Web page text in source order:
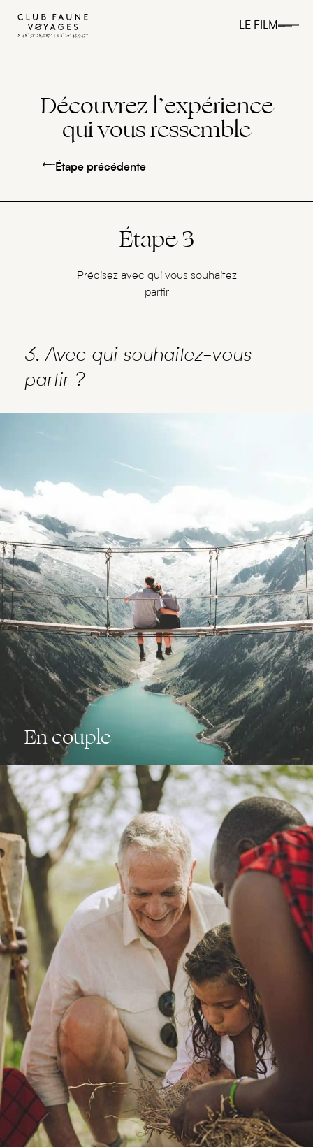
LE FILM
Découvrez l’expérience
qui vous ressemble
Étape précédente
Étape 3
Précisez avec qui vous souhaitez
partir
3. Avec qui souhaitez-vous
partir ?
En couple